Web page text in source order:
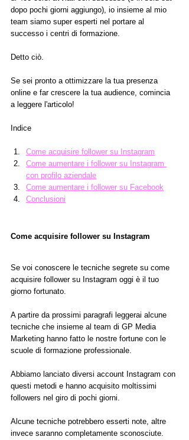
dopo pochi giorni aggiungo), io insieme al mio
team siamo super esperti nel portare al
successo i centri di formazione.
Detto ciò.
Se sei pronto a ottimizzare la tua presenza
online e far crescere la tua audience, comincia
a leggere l'articolo!
Indice
Come acquisire follower su Instagram
Come aumentare i follower su Instagram
con profilo aziendale
Come aumentare i follower su Facebook
Conclusioni
Come acquisire follower su Instagram
Se voi conoscere le tecniche segrete su come
acquisire follower su Instagram oggi è il tuo
giorno fortunato.
A partire da prossimi paragrafi leggerai alcune
tecniche che insieme al team di GP Media
Marketing hanno fatto le nostre fortune con le
scuole di formazione professionale.
Abbiamo lanciato diversi account Instagram con
questi metodi e hanno acquisito moltissimi
followers nel giro di pochi giorni.
Alcune tecniche potrebbero esserti note, altre
invece saranno completamente sconosciute.